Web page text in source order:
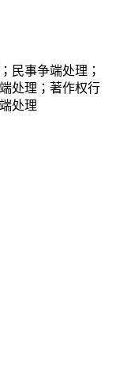
民事争端处理；
处理；著作权行
处理